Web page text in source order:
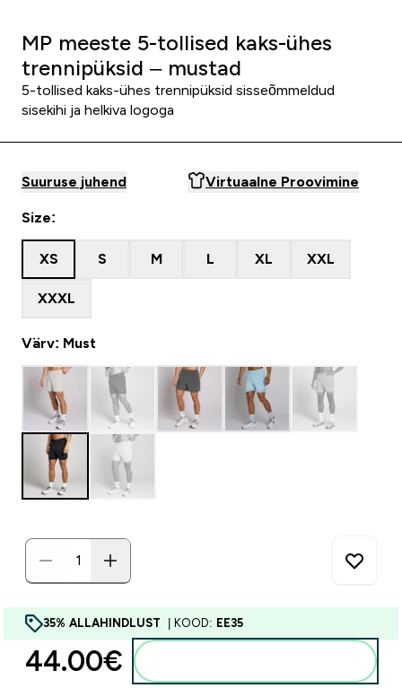
MP meeste 5-tollised kaks-ühes
trennipüksid – mustad
5-tollised kaks-ühes trennipüksid sisseõmmeldud
sisekihi ja helkiva logoga
Suuruse juhend Virtuaalne Proovimine
Size:
XS S M L XL XXL
XXXL
Värv: Must
35% ALLAHINDLUST | KOOD: EE35
44.00€‎